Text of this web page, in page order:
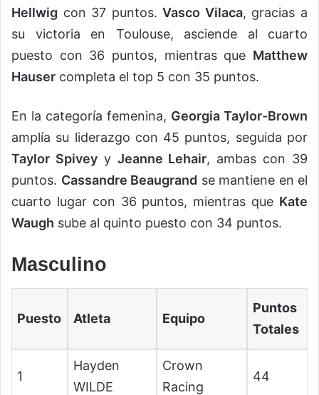
Hellwig con 37 puntos.Vasco Vilaca, gracias a
su victoria en Toulouse, asciende al cuarto
puesto con 36 puntos, mientras que Matthew
Hauser completa el top 5 con 35 puntos.
En la categoría femenina, Georgia Taylor-Brown
amplía su liderazgo con 45 puntos, seguida por
Taylor Spiveyy Jeanne Lehair, ambas con 39
puntos. Cassandre Beaugrand se mantiene en el
cuarto lugar con 36 puntos, mientras que Kate
Waugh sube al quinto puesto con 34 puntos.
Masculino
Puesto Atleta Equipo
Puntos
Totales
1
Hayden
WILDE
Crown
Racing
44